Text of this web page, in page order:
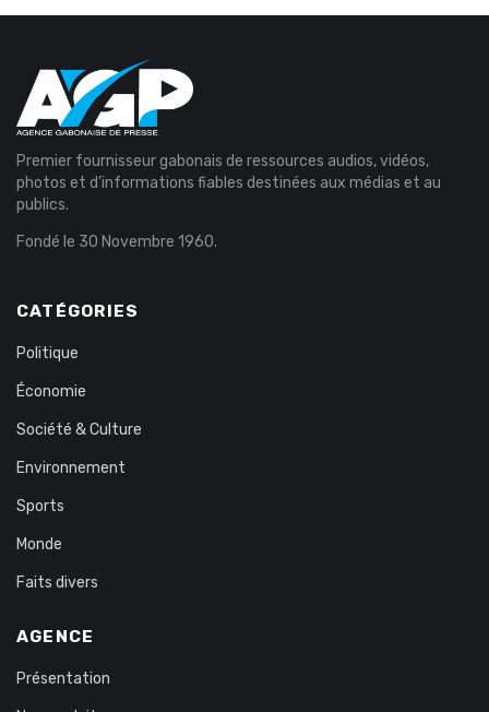
Premier fournisseur gabonais de ressources audios, vidéos,
photos et d’informations fiables destinées aux médias et au
publics.
Fondé le 30 Novembre 1960.
CATÉGORIES
Politique
Économie
Société & Culture
Environnement
Sports
Monde
Faits divers
AGENCE
Présentation